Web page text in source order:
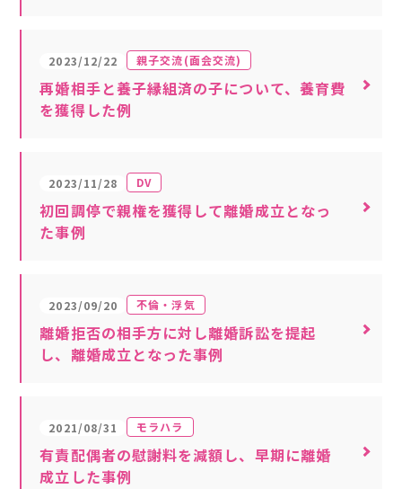
2023/12/22 親子交流(面会交流)
再婚相手と養子縁組済の子について、養育費
を獲得した例
2023/11/28 DV
初回調停で親権を獲得して離婚成立となっ
た事例
2023/09/20 不倫・浮気
離婚拒否の相手方に対し離婚訴訟を提起
し、離婚成立となった事例
2021/08/31 モラハラ
有責配偶者の慰謝料を減額し、早期に離婚
成立した事例